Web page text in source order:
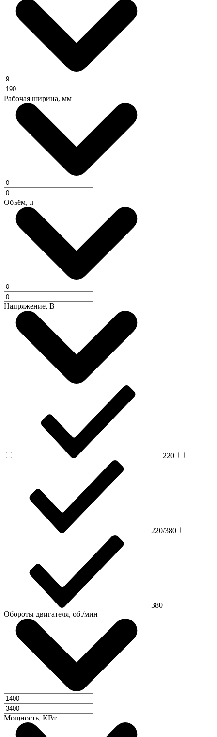
Рабочая ширина, мм
Объём, л
Напряжение, В
220
220/380
380
Обороты двигателя, об./мин
Мощность, КВт